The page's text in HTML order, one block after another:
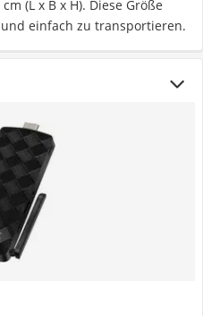
(L x B x H). Diese Größe
einfach zu transportieren.